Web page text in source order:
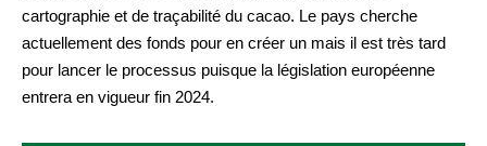
cartographie et de traçabilité du cacao. Le pays cherche
actuellement des fonds pour en créer un mais il est très tard
pour lancer le processus puisque la législation européenne
entrera en vigueur fin 2024.